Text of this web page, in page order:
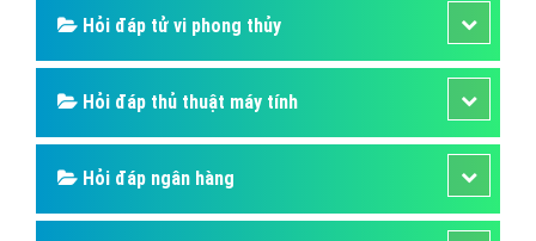
Hỏi đáp tử vi phong thủy
Hỏi đáp thủ thuật máy tính
Hỏi đáp ngân hàng